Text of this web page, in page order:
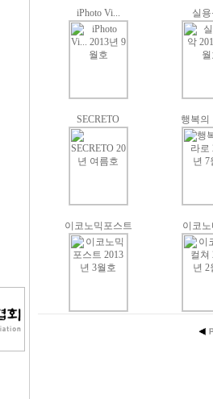
iPhoto Vi... 실
SECRETO 행복의
이코노믹포스트 이코